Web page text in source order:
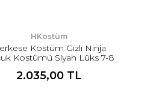
HKostüm
Kostüm Gizli Ninja
Kostümü Siyah Lüks 7-8
2.035,00 TL